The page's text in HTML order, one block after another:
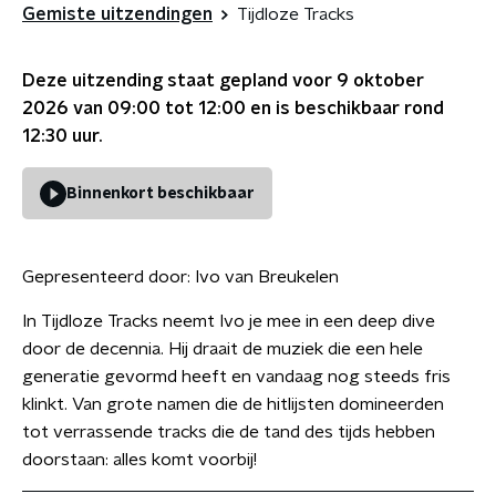
Gemiste uitzendingen Tijdloze Tracks
Deze uitzending staat gepland voor 9 oktober
2026 van 09:00 tot 12:00 en is beschikbaar rond
12:30 uur.
Binnenkort beschikbaar
Gepresenteerd door: Ivo van Breukelen
In Tijdloze Tracks neemt Ivo je mee in een deep dive
door de decennia. Hij draait de muziek die een hele
generatie gevormd heeft en vandaag nog steeds fris
klinkt. Van grote namen die de hitlijsten domineerden
tot verrassende tracks die de tand des tijds hebben
doorstaan: alles komt voorbij!